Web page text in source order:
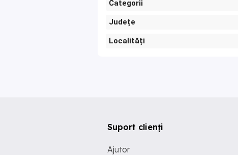
Categorii
Județe
Localități
Suport clienți
Ajutor